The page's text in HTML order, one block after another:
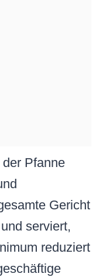
Pfanne
Gericht
serviert,
reduziert